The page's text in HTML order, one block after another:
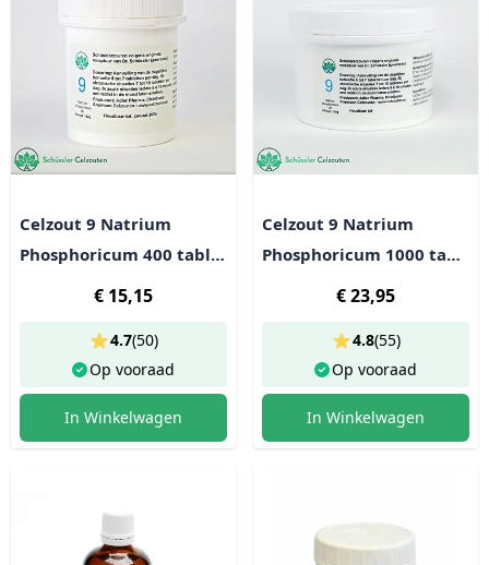
Celzout 9 Natrium
Phosphoricum 400 tabl
€ 15,15
Op vooraad
4.7(50)
In Winkelwagen
Celzout 9 Natrium
Phosphoricum 1000 tabl
€ 23,95
Op vooraad
4.8(55)
In Winkelwagen